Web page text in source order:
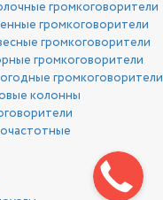
громкоговорители
громкоговорители
громкоговорители
громкоговорители
громкоговорители
колонны